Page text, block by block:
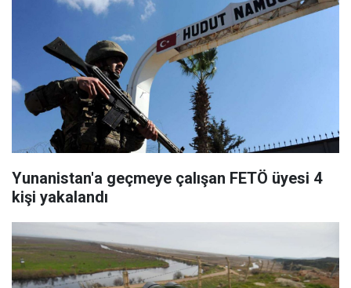
Yunanistan'a geçmeye çalışan FETÖ üyesi 4
kişi yakalandı